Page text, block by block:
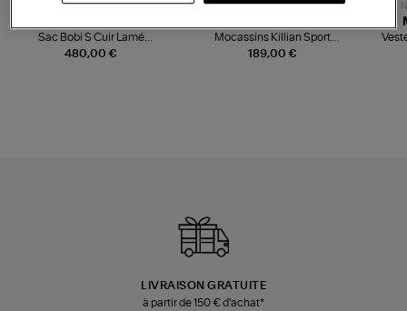
480,00 €
Sac Bobi S Cuir Lamé
Champagne
NOUVELLE COLLECTION
189,00 €
Mocassins Killian Sport
Mousse
LIVRAISON GRATUITE
à partir de 150 € d'achat*